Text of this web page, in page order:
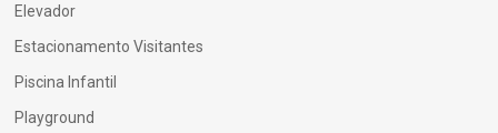
Elevador
Estacionamento Visitantes
Piscina Infantil
Playground